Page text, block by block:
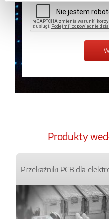
Produkty
Przekaźniki PCB dla